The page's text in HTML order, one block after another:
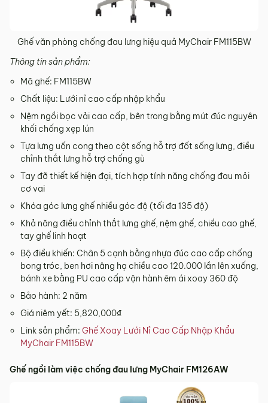
Ghế văn phòng chống đau lưng hiệu quả MyChair FM115BW
Thông tin sản phẩm:
Mã ghế: FM115BW
Chất liệu: Lưới nỉ cao cấp nhập khẩu
Nệm ngồi bọc vải cao cấp, bên trong bằng mút đúc nguyên
khối chống xẹp lún
Tựa lưng uốn cong theo cột sống hỗ trợ đốt sống lưng, điều
chỉnh thắt lưng hỗ trợ chống gù
Tay đỡ thiết kế hiện đại, tích hợp tính năng chống đau mỏi
cơ vai
Khóa góc lưng ghế nhiều góc độ (tối đa 135 độ)
Khả năng điều chỉnh thắt lưng ghế, nệm ghế, chiều cao ghế,
tay ghế linh hoạt
Bộ điều khiến: Chân 5 cạnh bằng nhựa đúc cao cấp chống
bong tróc, ben hơi nâng hạ chiều cao 120.000 lần lên xuống,
bánh xe bằng PU cao cấp vận hành êm ái xoay 360 độ
Bảo hành: 2 năm
Giá niêm yết: 5,820,000₫
Link sản phẩm: Ghế Xoay Lưới Nỉ Cao Cấp Nhập Khẩu
MyChair FM115BW
Ghế ngồi làm việc chống đau lưng MyChair FM126AW